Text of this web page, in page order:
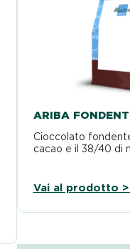
ARIBA
Cioccolato
cacao e il 38/40 di
Vai al prodotto